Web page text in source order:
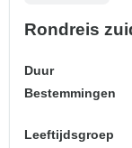
Rondreis
Duur
Bestemmingen
Leeftijdsgroep